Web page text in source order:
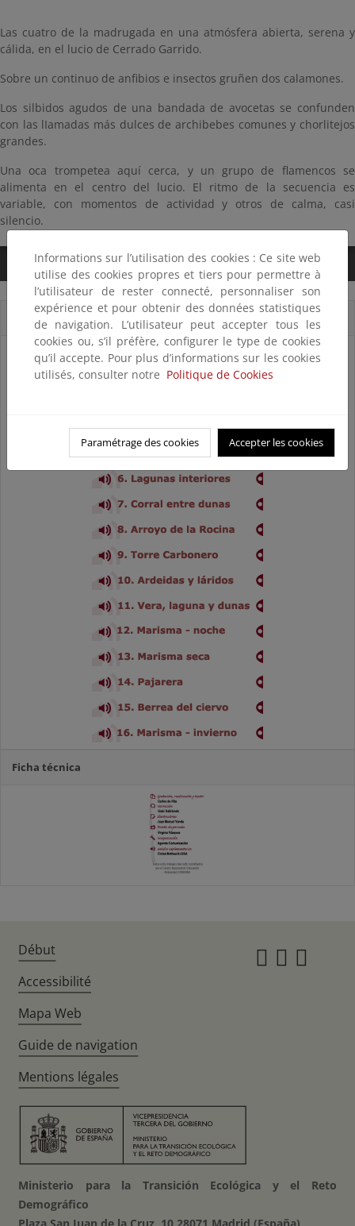
Las cuatro de la madrugada en una atmósfera abierta, serena y
cálida, en el lucio de Cerrado Garrido.
Sobre un continuo de anfibios e insectos gruñen dos calamones.
Los silbidos agudos de una bandada de avocetas se confunden
con las lIamadas más dulces de archibebes comunes y chorlitejos
grandes.
Una oca trompetea aquí cerca, y un grupo de flamencos se
alimenta en el centro del lucio. El ritmo de la secuencia es
variable, con momentos de actividad y otros de calma, casi
silencio.
0:00 / 2:59
Cortes sonoros
Ficha técnica
Informations sur l’utilisation des cookies : Ce site web
utilise des cookies propres et tiers pour permettre à
l’utilisateur de rester connecté, personnaliser son
expérience et pour obtenir des données statistiques
de navigation. L’utilisateur peut accepter tous les
cookies ou, s’il préfère, configurer le type de cookies
qu’il accepte. Pour plus d’informations sur les cookies
utilisés, consulter notre Politique de Cookies
Paramétrage des cookies Accepter les cookies
Début
Accessibilité
Mapa Web
Guide de navigation
Mentions légales
Ministerio para la Transición Ecológica y el Reto
Demográfico